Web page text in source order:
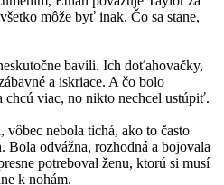
môže byť inak. Čo sa stane,
bavili. Ich doťahovačky,
a iskriace. A čo bolo
viac, no nikto nechcel ustúpiť.
nebola tichá, ako to často
odvážna, rozhodná a bojovala
potreboval ženu, ktorú si musí
k nohám.